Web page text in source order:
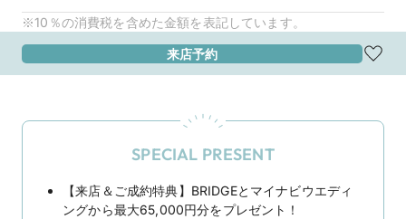
※10％の消費税を含めた金額を表記しています。
来店予約
SPECIAL PRESENT
【来店＆ご成約特典】BRIDGEとマイナビウエディ
ングから最大65,000円分をプレゼント！